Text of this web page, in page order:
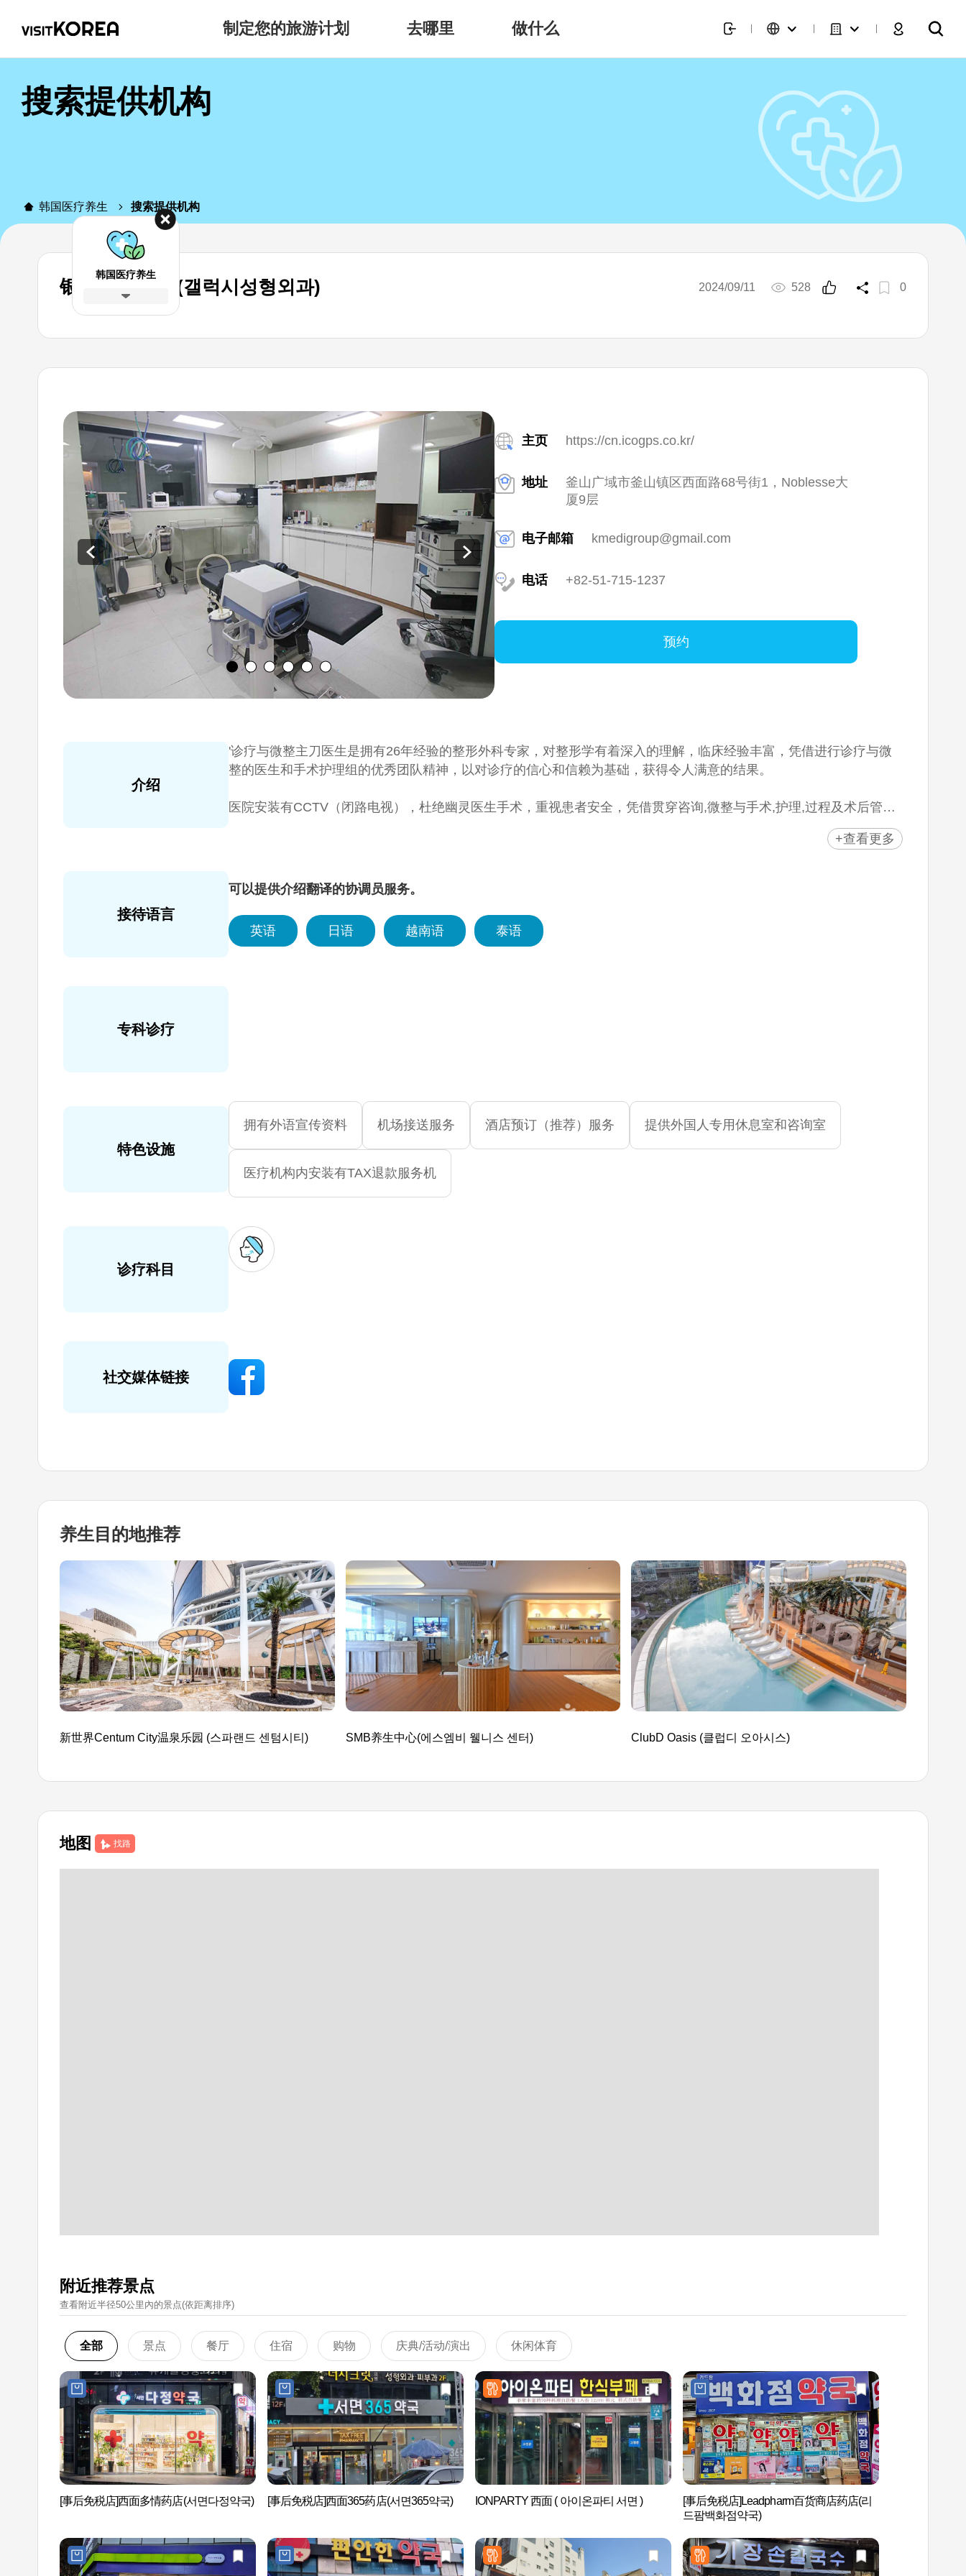
制定您的旅游计划 去哪里 做什么
搜索提供机构
韩国医疗养生 搜索提供机构
银河整形外科 (갤럭시성형외과) 2024/09/11 528 0
主页 https://cn.icogps.co.kr/
地址
釜山广域市釜山镇区西面路68号街1，Noblesse大
厦9层
电子邮箱 kmedigroup@gmail.com
电话 +82-51-715-1237
预约
介绍
'诊疗与微整主刀医生是拥有26年经验的整形外科专家，对整形学有着深入的理解，临床经验丰富，凭借进行诊疗与微
整的医生和手术护理组的优秀团队精神，以对诊疗的信心和信赖为基础，获得令人满意的结果。
医院安装有CCTV（闭路电视），杜绝幽灵医生手术，重视患者安全，凭借贯穿咨询,微整与手术,护理,过程及术后管理
进行预约,咨询,微整,手术，也可选择符合顾客需求的医疗人员。
拥有提升,皮肤美容,医疗（全HD内窥镜,3D-CT）器械等诊疗所需的大中型最新仪器， 可进行虚拟整形模拟（Crisalix）
（虚拟再现面部,胸部,体型,皮肤的微整与手术变化）。
+查看更多
接待语言
可以提供介绍翻译的协调员服务。
英语 日语 越南语 泰语
专科诊疗
特色设施
拥有外语宣传资料 机场接送服务 酒店预订（推荐）服务 提供外国人专用休息室和咨询室
医疗机构内安装有TAX退款服务机
诊疗科目
社交媒体链接
养生目的地推荐
新世界Centum City温泉乐园 (스파랜드 센텀시티) SMB养生中心(에스엠비 웰니스 센터) ClubD Oasis (클럽디 오아시스)
地图 找路
附近推荐景点
查看附近半径50公里內的景点(依距离排序)
全部 景点 餐厅 住宿 购物 庆典/活动/演出 休闲体育
[事后免税店]西面多情药店(서면다정약국) [事后免税店]西面365药店(서면365약국) IONPARTY 西面 ( 아이온파티 서면 )
[事后免税店]Leadpharm百货商店药店(리
드팜백화점약국)
韩国医疗养生